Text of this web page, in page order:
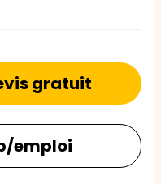
gratuit
emploi